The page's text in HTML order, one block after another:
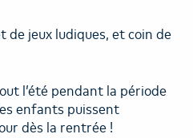
jeux ludiques, et coin de
l’été pendant la période
enfants puissent
dès la rentrée !